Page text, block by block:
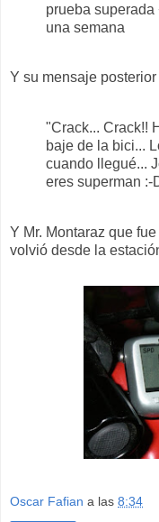
prueba superada
una semana
Y su mensaje
"Crack... Crack!!
baje de la bici...
cuando llegué...
eres superman :-
Y Mr. Montaraz que
volvió desde la
Oscar Fafian a las 8:34